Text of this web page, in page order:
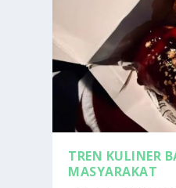
TREN KULINER
MASYARAKAT